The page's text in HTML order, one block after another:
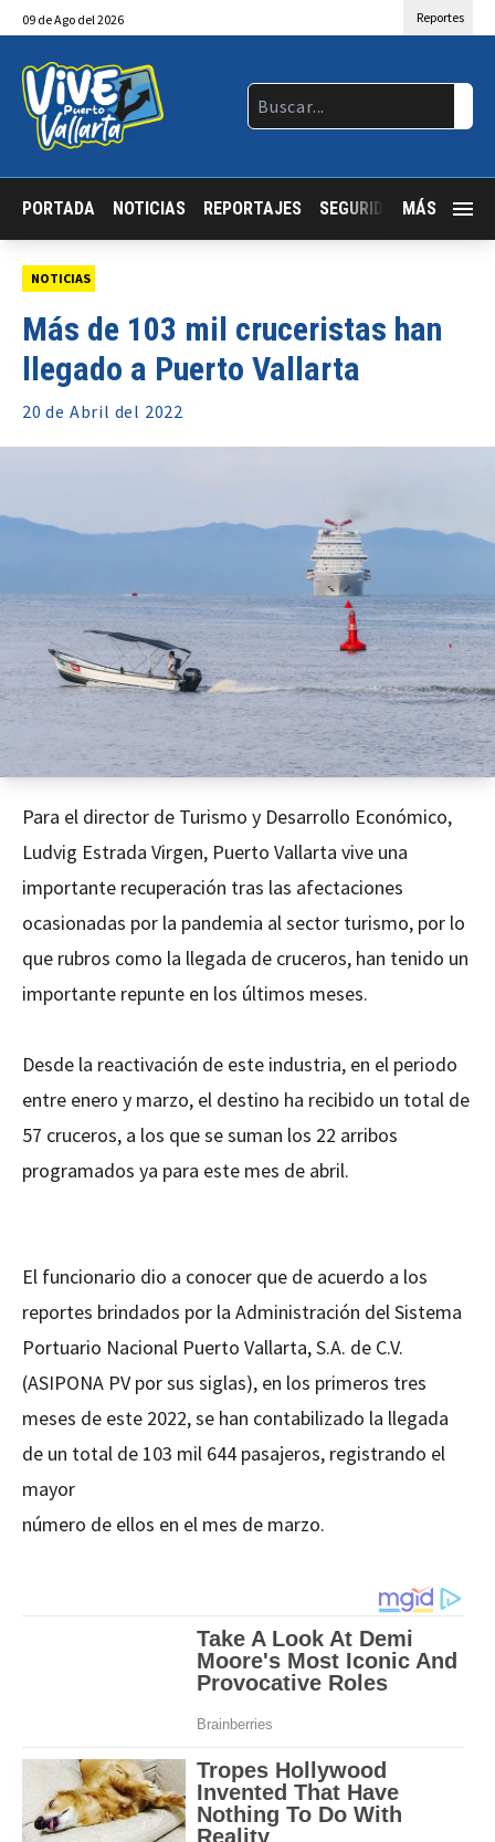
09 deAgo del 2026 Reportes
PORTADA NOTICIAS REPORTAJES SEGURIDAD JALISCO
MÁS
NOTICIAS
Más de 103 mil cruceristas han
llegado a Puerto Vallarta
20 de Abril del 2022
Para el director de Turismo y Desarrollo Económico,
Ludvig Estrada Virgen, Puerto Vallarta vive una
importante recuperación tras las afectaciones
ocasionadas por la pandemia al sector turismo, por lo
que rubros como la llegada de cruceros, han tenido un
importante repunte en los últimos meses.
Desde la reactivación de este industria, en el periodo
entre enero y marzo, el destino ha recibido un total de
57 cruceros, a los que se suman los 22 arribos
programados ya para este mes de abril.
El funcionario dio a conocer que de acuerdo a los
reportes brindados por la Administración del Sistema
Portuario Nacional Puerto Vallarta, S.A. de C.V.
(ASIPONA PV por sus siglas), en los primeros tres
meses de este 2022, se han contabilizado la llegada
de un total de 103 mil 644 pasajeros, registrando el
mayor
número de ellos en el mes de marzo.